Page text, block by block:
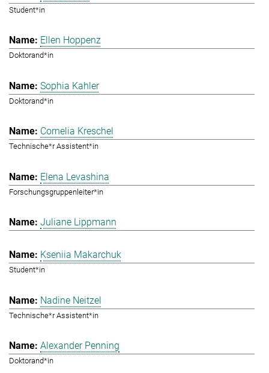
Student*in
Ellen Hoppenz
Doktorand*in
Sophia Kahler
Doktorand*in
Cornelia Kreschel
Technische*r Assistent*in
Elena Levashina
Forschungsgruppenleiter*in
Juliane Lippmann
Kseniia Makarchuk
Student*in
Nadine Neitzel
Technische*r Assistent*in
Alexander Penning
Doktorand*in